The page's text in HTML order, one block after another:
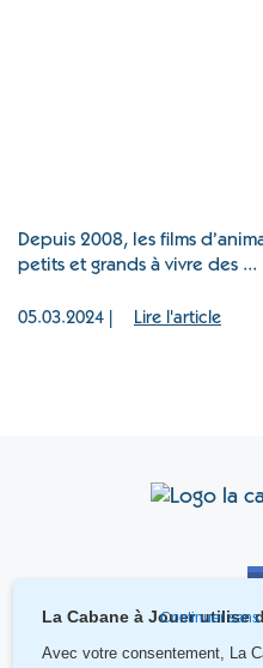
Depuis 2008, les films
petits et grands à vivre des ...
05.03.2024 | Lire l'article
La Cabane à Jouer utilise
Avec votre consentement, La
Continuer sans